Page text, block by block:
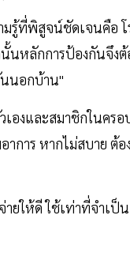
รู้ที่พิสูจน์ชัดเจนคือ
หลักการป้องกันจึง
นนอกบ้าน"
งและสมาชิกในครอ
การ หากไม่สบาย ต้
ายให้ดี ใช้เท่าที่จำเ